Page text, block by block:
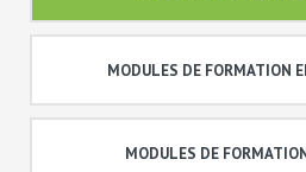
MODULES DE FORMATION
MODULES DE